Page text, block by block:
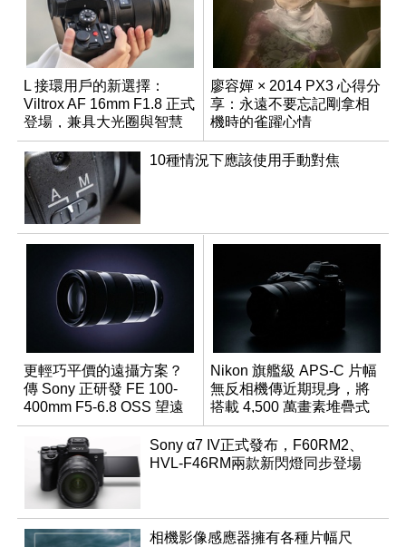
L 接環用戶的新選擇：
Viltrox AF 16mm F1.8 正式
登場，兼具大光圈與智慧
數位介面
廖容嬋 × 2014 PX3 心得分
享：永遠不要忘記剛拿相
機時的雀躍心情
10種情況下應該使用手動對焦
更輕巧平價的遠攝方案？
傳 Sony 正研發 FE 100-
400mm F5-6.8 OSS 望遠
變焦鏡頭
Nikon 旗艦級 APS-C 片幅
無反相機傳近期現身，將
搭載 4,500 萬畫素堆疊式
感光元件？
Sony α7 IV正式發布，F60RM2、
HVL-F46RM兩款新閃燈同步登場
相機影像感應器擁有各種片幅尺